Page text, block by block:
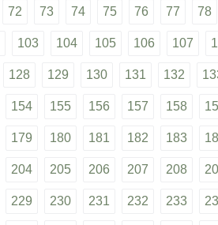
72 73 74 75 76 77 78
103 104 105 106 107
128 129 130 131 132
154 155 156 157 158
179 180 181 182 183
204 205 206 207 208
229 230 231 232 233